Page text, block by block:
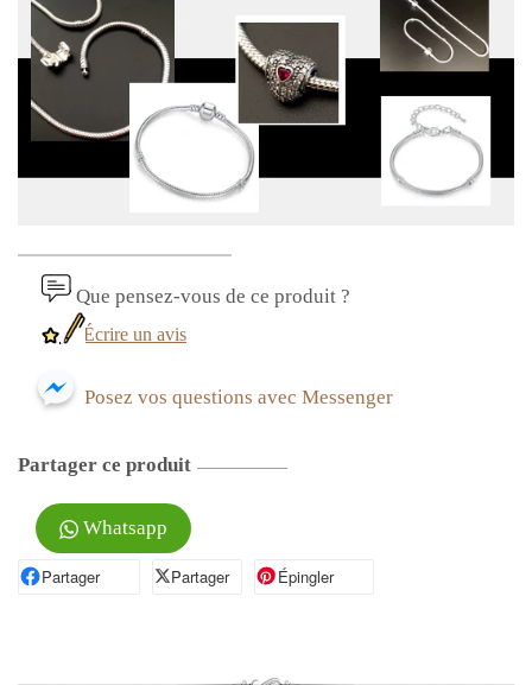
Que pensez-vous de ce produit ?
Écrire un avis
Posez vos questions avec Messenger
Partager ce produit
Whatsapp
PartagerPartager sur Facebook
Partager
Partager sur XÉpinglerÉpingler sur Pinterest